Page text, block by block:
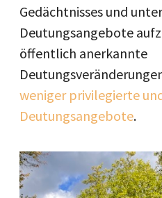
Gedächtnisses und
Deutungsangebote
öffentlich anerkannte
weniger privilegierte
Deutungsangebote.